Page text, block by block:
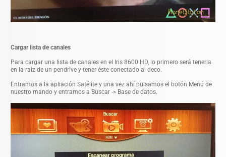
Cargar lista de canales
Para cargar una lista de canales en el Iris 8600 HD, lo primero será tenerla
en la raiz de un pendrive y tener éste conectado al deco.
Entramos a la apliación Satélite y una vez ahí pulsamos el botón Menú de
nuestro mando y entramos a Buscar -> Base de datos.